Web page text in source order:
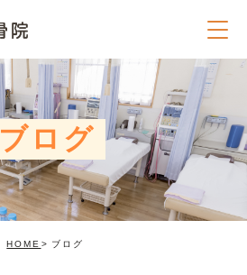
ブログ
HOME ブログ